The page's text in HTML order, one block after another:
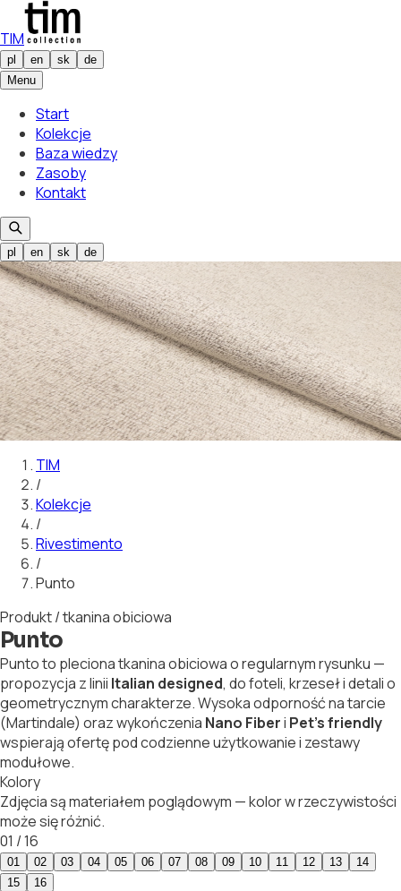
TIM
pl en sk
de
Menu
Start
Kolekcje
Baza wiedzy
Zasoby
Kontakt
pl en sk de
Wybrany kolor
Punto 01
01
Wybrany kolor
Punto 01
01/16
01 02 03 04 05 06 07 08 09 10 11 12 13
14
15
16
TIM
/
Kolekcje
/
Rivestimento
/
Punto
Produkt / tkanina obiciowa
Punto
Punto to pleciona tkanina obiciowa o regularnym rysunku —
propozycja z linii Italian designed, do foteli, krzeseł i detali o
geometrycznym charakterze. Wysoka odporność na tarcie
(Martindale) oraz wykończenia Nano Fiberi Pet's friendly
wspierają ofertę pod codzienne użytkowanie i zestawy
modułowe.
Kolory
Zdjęcia są materiałem poglądowym — kolor w rzeczywistości
może się różnić.
01 /16
01 02 03 04 05 06 07 08 09 10 11 12 13
14
15
16